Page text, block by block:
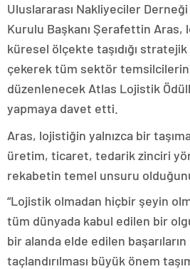
Uluslararası Nakliyeciler
Kurulu Başkanı Şerafettin
küresel ölçekte taşıdığı
çekerek tüm sektör temsilcilerini
düzenlenecek Atlas Lojistik
yapmaya davet etti.
Aras, lojistiğin yalnızca bir
üretim, ticaret, tedarik zinciri
rekabetin temel unsuru
“Lojistik olmadan hiçbir şeyin
tüm dünyada kabul edilen bir
bir alanda elde edilen başarıların
taçlandırılması büyük önem